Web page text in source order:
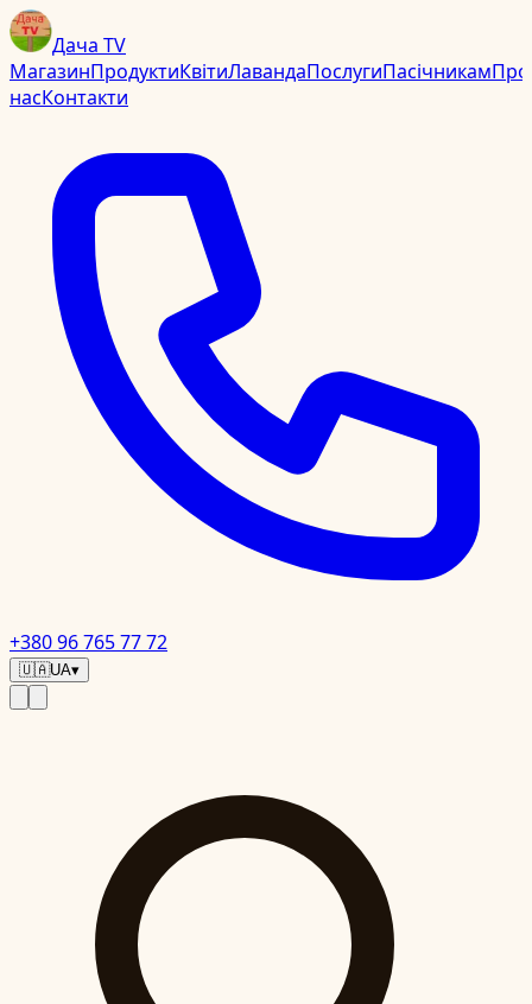
Дача TV
МагазинПродуктиКвітиЛавандаПослугиПасічникамПро
насКонтакти
+380 96 765 77 72
🇺🇦UA▾